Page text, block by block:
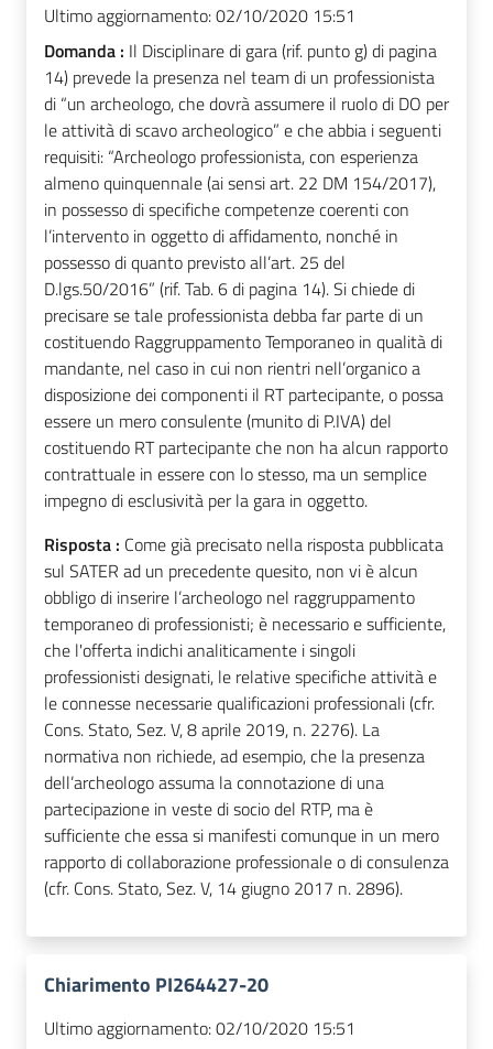
Ultimo aggiornamento:02/10/2020 15:51
Domanda : Il Disciplinare di gara (rif. punto g) di pagina
14) prevede la presenza nel team di un professionista
di “un archeologo, che dovrà assumere il ruolo di DO per
le attività di scavo archeologico” e che abbia i seguenti
requisiti: “Archeologo professionista, con esperienza
almeno quinquennale (ai sensi art. 22 DM 154/2017),
in possesso di specifiche competenze coerenti con
l’intervento in oggetto di affidamento, nonché in
possesso di quanto previsto all’art. 25 del
D.lgs.50/2016” (rif. Tab. 6 di pagina 14). Si chiede di
precisare se tale professionista debba far parte di un
costituendo Raggruppamento Temporaneo in qualità di
mandante, nel caso in cui non rientri nell’organico a
disposizione dei componenti il RT partecipante, o possa
essere un mero consulente (munito di P.IVA) del
costituendo RT partecipante che non ha alcun rapporto
contrattuale in essere con lo stesso, ma un semplice
impegno di esclusività per la gara in oggetto.
Risposta : Come già precisato nella risposta pubblicata
sul SATER ad un precedente quesito, non vi è alcun
obbligo di inserire l’archeologo nel raggruppamento
temporaneo di professionisti; è necessario e sufficiente,
che l'offerta indichi analiticamente i singoli
professionisti designati, le relative specifiche attività e
le connesse necessarie qualificazioni professionali (cfr.
Cons. Stato, Sez. V, 8 aprile 2019, n. 2276). La
normativa non richiede, ad esempio, che la presenza
dell’archeologo assuma la connotazione di una
partecipazione in veste di socio del RTP, ma è
sufficiente che essa si manifesti comunque in un mero
rapporto di collaborazione professionale o di consulenza
(cfr. Cons. Stato, Sez. V, 14 giugno 2017 n. 2896).
Chiarimento PI264427-20
Ultimo aggiornamento:02/10/2020 15:51